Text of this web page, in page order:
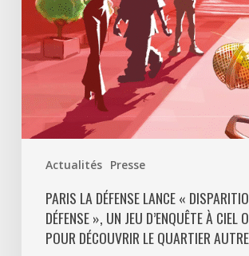
Actualités Presse
Défense
un
jeu
d’enquête
à
ciel
découvrir
quartier
PARIS LA DÉFENSE LANCE «
DÉFENSE », UN JEU D’ENQUÊTE À CIEL
POUR DÉCOUVRIR LE QUARTIER